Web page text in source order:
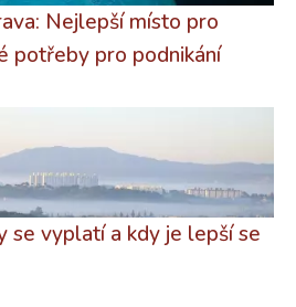
Nejlepší místo pro
potřeby pro podnikání
se vyplatí a kdy je lepší se